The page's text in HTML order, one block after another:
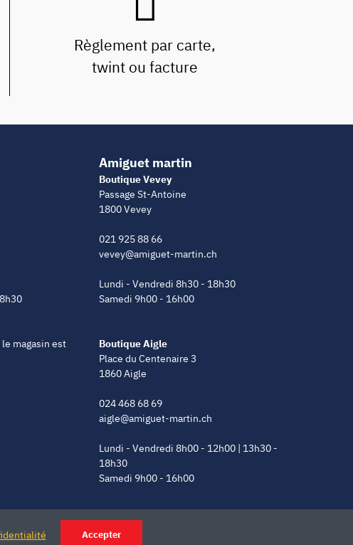
Règlement par carte,
twint ou facture
magasin est
Amiguet martin
Boutique Vevey
Passage St-Antoine
1800 Vevey
021 925 88 66
vevey@amiguet-martin.ch
Lundi - Vendredi 8h30 - 18h30
Samedi 9h00 - 16h00
Boutique Aigle
Place du Centenaire 3
1860 Aigle
024 468 68 69
aigle@amiguet-martin.ch
Lundi - Vendredi 8h00 - 12h00 | 13h30 -
18h30
Samedi 9h00 - 16h00
Accepter